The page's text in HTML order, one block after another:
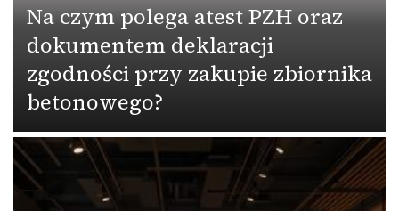
Na czym polega atest PZH oraz
dokumentem deklaracji
zgodności przy zakupie zbiornika
betonowego?